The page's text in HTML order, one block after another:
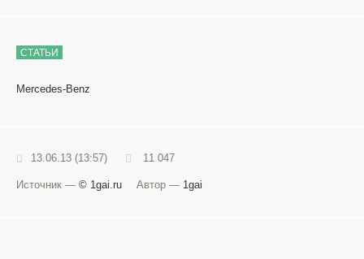
СТАТЬИ
Mercedes-Benz
13.06.13 (13:57) 11 047
Источник — © 1gai.ru Автор — 1gai